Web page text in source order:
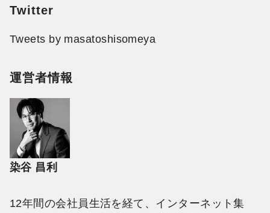
Twitter
Tweets by masatoshisomeya
運営者情報
染谷 昌利
12年間の会社員生活を経て、インターネット集